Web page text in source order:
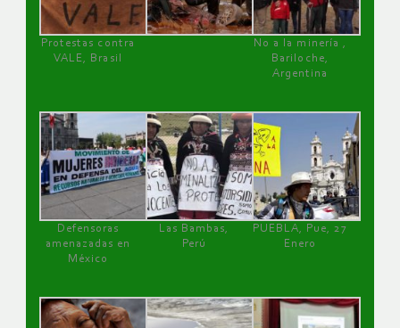
Protestas contra
VALE, Brasil
No a la minería ,
Bariloche,
Argentina
Defensoras
amenazadas en
México
Las Bambas,
Perú
PUEBLA, Pue, 27
Enero